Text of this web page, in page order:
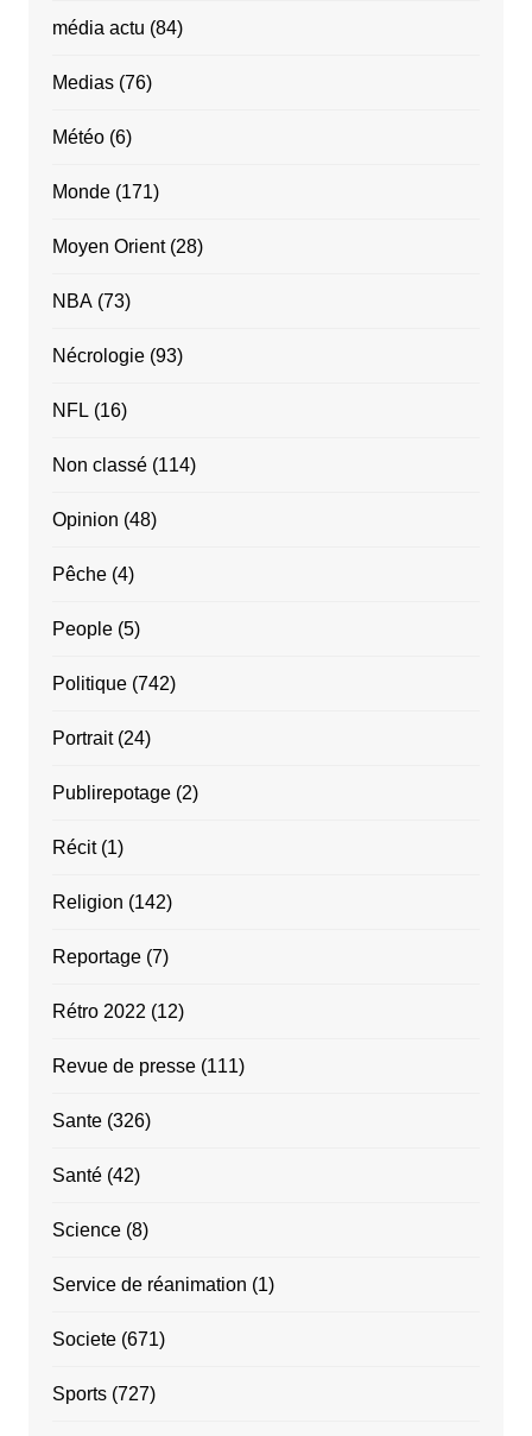
média actu (84)
Medias(76)
Météo(6)
Monde(171)
Moyen Orient(28)
NBA(73)
Nécrologie(93)
NFL (16)
Non classé(114)
Opinion (48)
Pêche(4)
People(5)
Politique(742)
Portrait(24)
Publirepotage(2)
Récit(1)
Religion (142)
Reportage(7)
Rétro 2022 (12)
Revue de presse(111)
Sante(326)
Santé(42)
Science(8)
Service de réanimation (1)
Societe(671)
Sports(727)